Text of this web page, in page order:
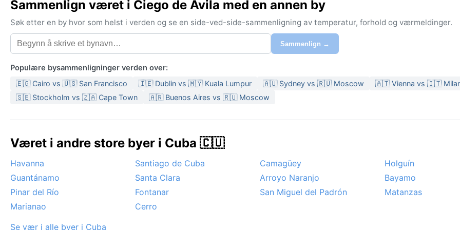
Sammenlign været i Ciego de Ávila med en annen by
Søk etter en by hvor som helst i verden og se en side-ved-side-sammenligning av temperatur, forhold og værmeldinger.
Sammenlign →
Populære bysammenligninger verden over:
🇪🇬 Cairo vs 🇺🇸 San Francisco 🇮🇪 Dublin vs 🇲🇾 Kuala Lumpur 🇦🇺 Sydney vs 🇷🇺 Moscow
🇦🇹 Vienna vs 🇮🇹
🇸🇪 Stockholm vs 🇿🇦 Cape Town
🇦🇷 Buenos Aires vs 🇷🇺 Moscow
Været i andre store byer i Cuba 🇨🇺
Havanna Santiago de Cuba Camagüey
Holguín
Guantánamo
Santa Clara Arroyo Naranjo
Bayamo
Pinar del Río
Fontanar San Miguel del Padrón
Matanzas
Marianao
Cerro
Se vær i alle byer i Cuba